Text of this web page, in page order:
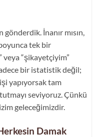
İnanır mısın,
tek bir
“şikayetçiyim”
bir istatistik değil;
yapıyorsak tam
seviyoruz. Çünkü
geleceğimizdir.
Damak